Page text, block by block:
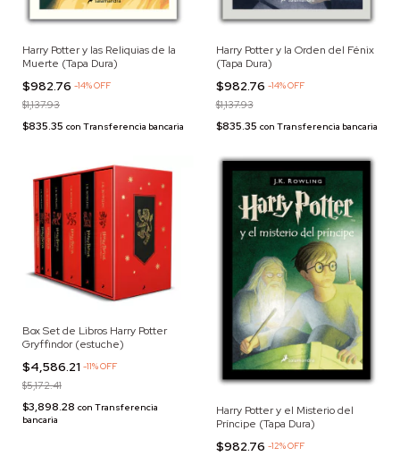
Harry Potter y las Reliquias de la
Muerte (Tapa Dura)
$982.76 -14%OFF
$1,137.93
$835.35 con Transferencia bancaria
Harry Potter y la Orden del Fénix
(Tapa Dura)
$982.76 -14%OFF
$1,137.93
$835.35 con Transferencia bancaria
Box Set de Libros Harry Potter
Gryffindor (estuche)
$4,586.21 -11%OFF
$5,172.41
$3,898.28 con Transferencia
bancaria
Harry Potter y el Misterio del
Príncipe (Tapa Dura)
$982.76 -12%OFF